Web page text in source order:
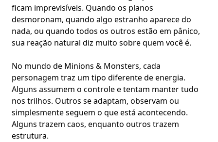
ficam imprevisíveis. Quando os planos
desmoronam, quando algo estranho aparece do
nada, ou quando todos os outros estão em pânico,
sua reação natural diz muito sobre quem você é.
No mundo de Minions & Monsters, cada
personagem traz um tipo diferente de energia.
Alguns assumem o controle e tentam manter tudo
nos trilhos. Outros se adaptam, observam ou
simplesmente seguem o que está acontecendo.
Alguns trazem caos, enquanto outros trazem
estrutura.